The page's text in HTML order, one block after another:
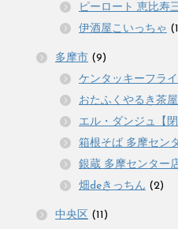
ピーロート 恵比寿
伊酒屋こいっちゃ
多摩市 (9)
ケンタッキーフラ
おたふくやるき茶
エル・ダンジュ【閉
箱根そば 多摩セン
銀蔵 多摩センター
畑deきっちん (2)
中央区 (11)